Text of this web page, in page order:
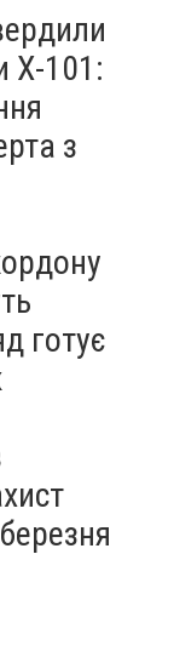
Х-101:
з
готує